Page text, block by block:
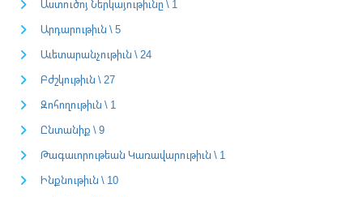
Աստուծոյ Ներկայութիւնը \ 1
Արդարութիւն \ 5
Աւետարանչութիւն \ 24
Բժշկութիւն \ 27
Զոհողութիւն \ 1
Ընտանիք \ 9
Թագաւորութեան Կառավարութիւն \ 1
Ինքնութիւն \ 10